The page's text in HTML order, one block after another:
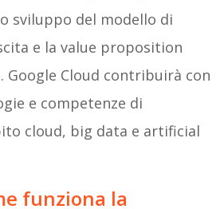
sviluppo del modello di
e la value proposition
Cloud contribuirà con
e competenze di
cloud, big data e artificial
funziona la